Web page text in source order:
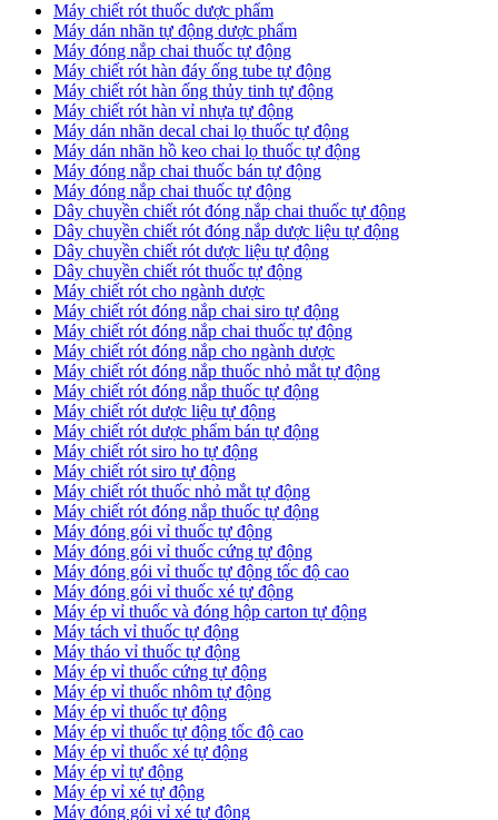
Máy chiết rót thuốc dược phẩm
Máy dán nhãn tự động dược phẩm
Máy đóng nắp chai thuốc tự động
Máy chiết rót hàn đáy ống tube tự động
Máy chiết rót hàn ống thủy tinh tự động
Máy chiết rót hàn vỉ nhựa tự động
​Máy dán nhãn decal chai lọ thuốc tự động
Máy dán nhãn hồ keo chai lọ thuốc tự động
Máy đóng nắp chai thuốc bán tự động
Máy đóng nắp chai thuốc tự động
Dây chuyền chiết rót đóng nắp chai thuốc tự động
​Dây chuyền chiết rót đóng nắp dược liệu tự động
Dây chuyền chiết rót dược liệu tự động
​Dây chuyền chiết rót thuốc tự động
Máy chiết rót cho ngành dược
​Máy chiết rót đóng nắp chai siro tự động
​Máy chiết rót đóng nắp chai thuốc tự động
​Máy chiết rót đóng nắp cho ngành dược
​Máy chiết rót đóng nắp thuốc nhỏ mắt tự động
​Máy chiết rót đóng nắp thuốc tự động
​Máy chiết rót dược liệu tự động
Máy chiết rót dược phẩm bán tự động
​Máy chiết rót siro ho tự động
​Máy chiết rót siro tự động
​Máy chiết rót thuốc nhỏ mắt tự động
​Máy chiết rót đóng nắp thuốc tự động
​Máy đóng gói vỉ thuốc tự động
Máy đóng gói vỉ thuốc cứng tự động
Máy đóng gói vỉ thuốc tự động tốc độ cao
Máy đóng gói vỉ thuốc xé tự động
​Máy ép vỉ thuốc và đóng hộp carton tự động
​Máy tách vỉ thuốc tự động
​Máy tháo vỉ thuốc tự động
​Máy ép vỉ thuốc cứng tự động
Máy ép vỉ thuốc nhôm tự động
Máy ép vỉ thuốc tự động​
​Máy ép vỉ thuốc tự động tốc độ cao
​Máy ép vỉ thuốc xé tự động
​Máy ép vỉ tự động
​Máy ép vỉ xé tự động
​Máy đóng gói vỉ xé tự động